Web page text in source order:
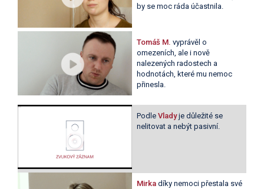
by se moc ráda účastnila.
Tomáš M. vyprávěl o
omezeních, ale i nově
nalezených radostech a
hodnotách, které mu nemoc
přinesla.
Podle Vladyje důležité se
nelitovat a nebýt pasivní.
Mirka díky nemoci přestala své